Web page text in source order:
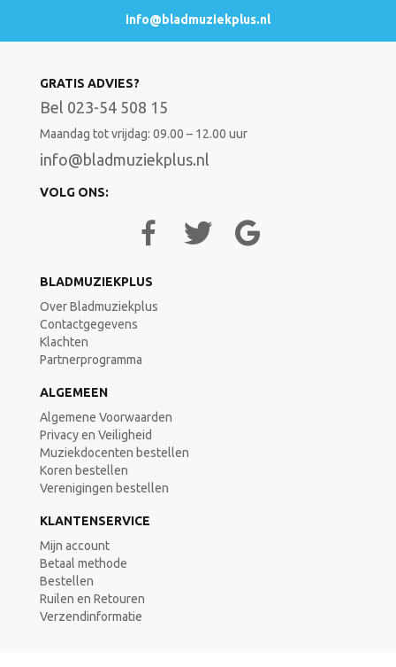
info@bladmuziekplus.nl
GRATIS ADVIES?
Bel 023-54 508 15
Maandag tot vrijdag: 09.00 – 12.00 uur
info@bladmuziekplus.nl
VOLG ONS:
BLADMUZIEKPLUS
Over Bladmuziekplus
Contactgegevens
Klachten
Partnerprogramma
ALGEMEEN
Algemene Voorwaarden
Privacy en Veiligheid
Muziekdocenten bestellen
Koren bestellen
Verenigingen bestellen
KLANTENSERVICE
Mijn account
Betaal methode
Bestellen
Ruilen en Retouren
Verzendinformatie